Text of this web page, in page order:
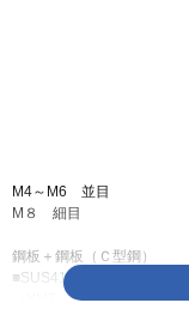
M4～M6 並目
M８ 細目
鋼板＋鋼板（Ｃ型鋼）
■SUS410とステンレス
（XM7、304）の違い。